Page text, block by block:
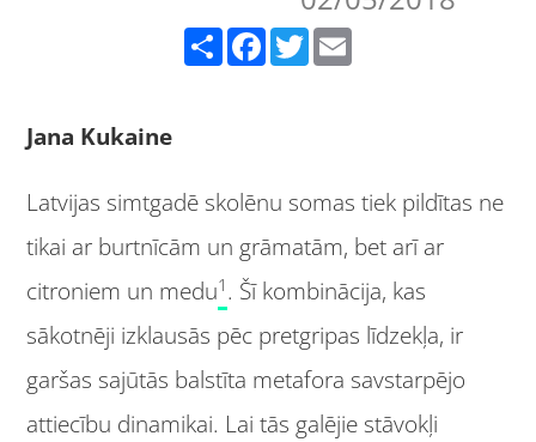
Share Facebook Twitter
Jana Kukaine
Latvijas simtgadē skolēnu somas tiek pildītas ne
tikai ar burtnīcām un grāmatām, bet arī ar
citroniem un medu1 . Šī kombinācija, kas
sākotnēji izklausās pēc pretgripas līdzekļa, ir
garšas sajūtās balstīta metafora savstarpējo
attiecību dinamikai. Lai tās galējie stāvokļi